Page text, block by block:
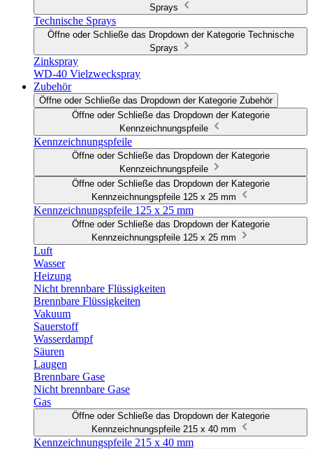
Sprays
Technische Sprays
Öffne oder Schließe das Dropdown der Kategorie Technische
Sprays
Zinkspray
WD-40 Vielzweckspray
Zubehör
Öffne oder Schließe das Dropdown der Kategorie Zubehör
Öffne oder Schließe das Dropdown der Kategorie
Kennzeichnungspfeile
Kennzeichnungspfeile
Öffne oder Schließe das Dropdown der Kategorie
Kennzeichnungspfeile
Öffne oder Schließe das Dropdown der Kategorie
Kennzeichnungspfeile 125 x 25 mm
Kennzeichnungspfeile 125 x 25 mm
Öffne oder Schließe das Dropdown der Kategorie
Kennzeichnungspfeile 125 x 25 mm
Luft
Wasser
Heizung
Nicht brennbare Flüssigkeiten
Brennbare Flüssigkeiten
Vakuum
Sauerstoff
Wasserdampf
Säuren
Laugen
Brennbare Gase
Nicht brennbare Gase
Gas
Öffne oder Schließe das Dropdown der Kategorie
Kennzeichnungspfeile 215 x 40 mm
Kennzeichnungspfeile 215 x 40 mm